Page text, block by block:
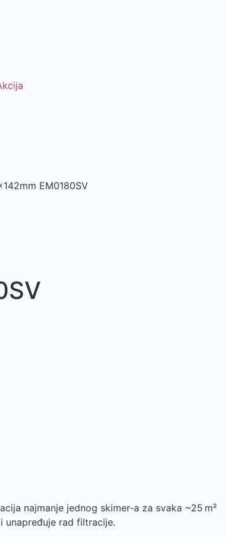
EM0180SV
najmanje jednog skimer‑a za svaka ~25 m²
unapređuje rad filtracije.